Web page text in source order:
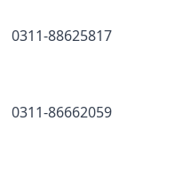
0311-88625817
0311-86662059